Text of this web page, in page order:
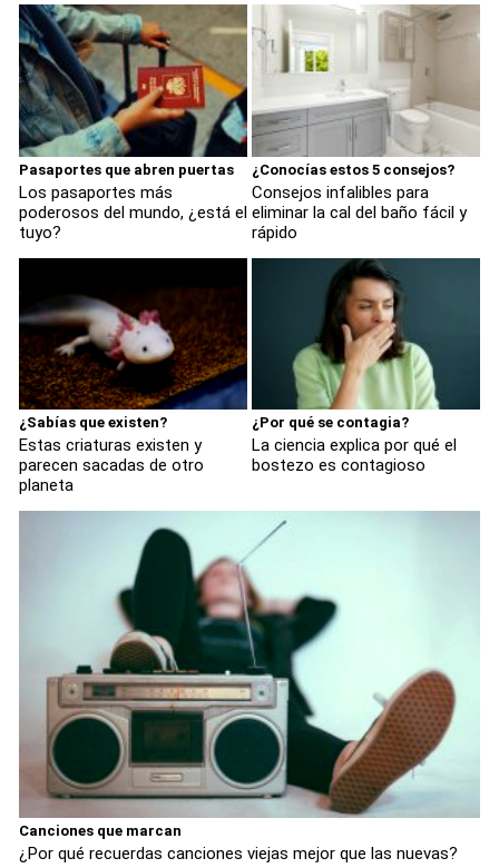
Pasaportes que abren puertas
Los pasaportes más
poderosos del mundo, ¿está el
tuyo?
¿Conocías estos 5 consejos?
Consejos infalibles para
eliminar la cal del baño fácil y
rápido
¿Sabías que existen?
Estas criaturas existen y
parecen sacadas de otro
planeta
¿Por qué se contagia?
La ciencia explica por qué el
bostezo es contagioso
Canciones que marcan
¿Por qué recuerdas canciones viejas mejor que las nuevas?